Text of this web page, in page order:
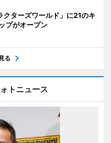
クターズワールド」に21のキ
プがオープン
る
トニュース